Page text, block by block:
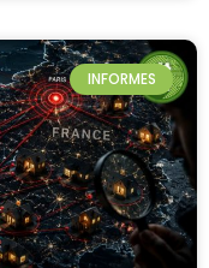
INFORMES